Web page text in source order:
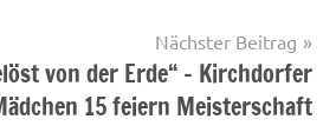
Nächster Beitrag
von der Erde“ – Kirchdorfer
15 feiern Meisterschaft